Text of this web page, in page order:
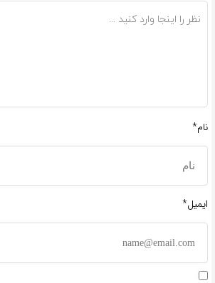
نام*
ایمیل*